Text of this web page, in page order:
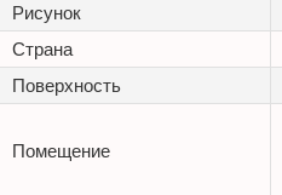
Рисунок
Страна
Поверхность
Помещение